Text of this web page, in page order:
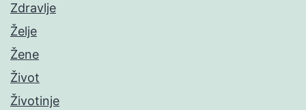
Zdravlje
Želje
Žene
Život
Životinje